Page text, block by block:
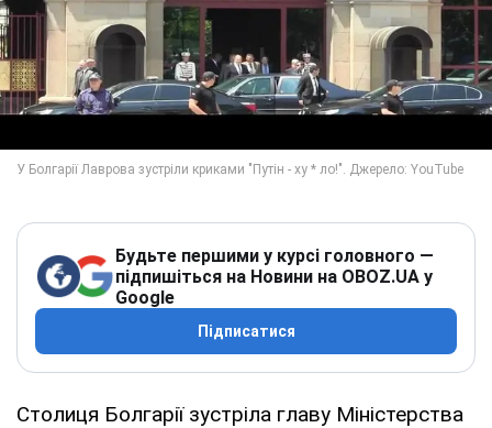
Будьте першими у курсі головного —
підпишіться на Новини на OBOZ.UA у
Google
Підписатися
Столиця Болгарії зустріла главу Міністерства